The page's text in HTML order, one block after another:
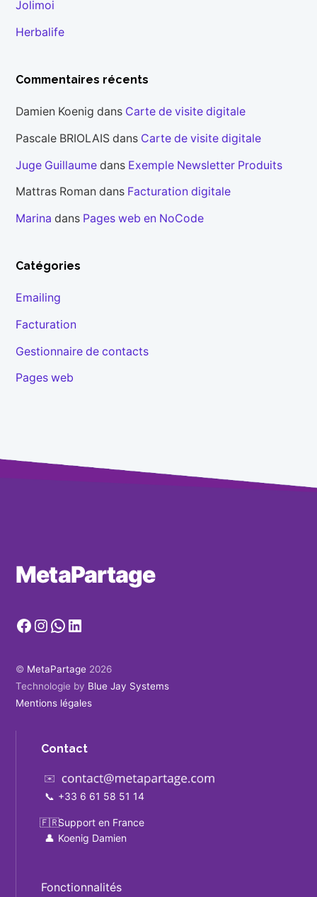
Jolimoi
Herbalife
Commentaires récents
Damien Koenig dans Carte de visite digitale
Pascale BRIOLAIS dans Carte de visite digitale
Juge Guillaume dans Exemple Newsletter Produits
Mattras Roman dans Facturation digitale
Marina dans Pages web en NoCode
Catégories
Emailing
Facturation
Gestionnaire de contacts
Pages web
MetaPartage
Facebook
Instagram
WhatsApp
LinkedIn
© MetaPartage 2026
Technologie by Blue Jay Systems
Mentions légales
Contact
✉️
📞 +33 6 61 58 51 14
🇫🇷Support en France
👤 Koenig Damien
Fonctionnalités